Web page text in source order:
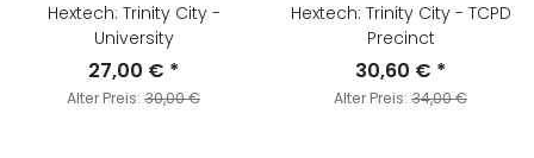
Hextech: Trinity City -
University
27,00 € *
Alter Preis: 30,00 €
Hextech: Trinity City - TCPD
Precinct
30,60 € *
Alter Preis: 34,00 €